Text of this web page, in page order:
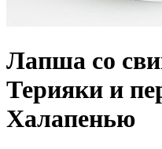
Лапша со
Терияки и
Халапенью